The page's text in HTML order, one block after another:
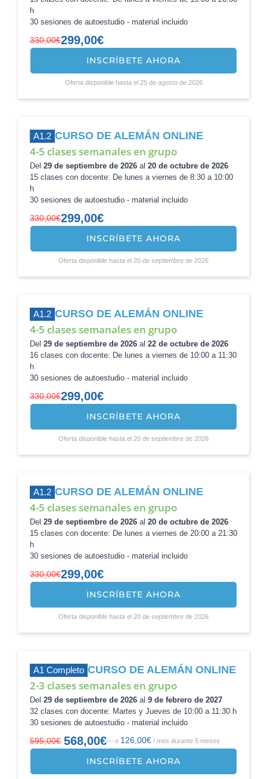
h
30 sesiones de autoestudio - material incluido
330,00€
precio
299,00€
precio
INSCRÍBETE AHORA
Oferta disponible hasta el 25 de agosto de 2026
A1.2 CURSO DE ALEMÁN ONLINE
4-5 clases semanales en grupo
Del 29 de septiembre de 2026 al 20 de octubre de 2026
15 clases con docente: De lunes a viernes de 8:30 a 10:00
h
30 sesiones de autoestudio - material incluido
330,00€
precio
299,00€
precio
INSCRÍBETE AHORA
Oferta disponible hasta el 20 de septiembre de 2026
A1.2 CURSO DE ALEMÁN ONLINE
4-5 clases semanales en grupo
Del 29 de septiembre de 2026 al 22 de octubre de 2026
16 clases con docente: De lunes a viernes de 10:00 a 11:30
h
30 sesiones de autoestudio - material incluido
330,00€
precio
299,00€
precio
INSCRÍBETE AHORA
Oferta disponible hasta el 20 de septiembre de 2026
A1.2 CURSO DE ALEMÁN ONLINE
4-5 clases semanales en grupo
Del 29 de septiembre de 2026 al 20 de octubre de 2026
15 clases con docente: De lunes a viernes de 20:00 a 21:30
h
30 sesiones de autoestudio - material incluido
330,00€
precio
299,00€
precio
INSCRÍBETE AHORA
Oferta disponible hasta el 20 de septiembre de 2026
A1 Completo CURSO DE ALEMÁN ONLINE
2-3 clases semanales en grupo
Del 29 de septiembre de 2026 al 9 de febrero de 2027
32 clases con docente: Martes y Jueves de 10:00 a 11:30 h
30 sesiones de autoestudio - material incluido
595,00€
El
568,00€
El
— o 126,00€ / mes durante 5 meses
INSCRÍBETE AHORA